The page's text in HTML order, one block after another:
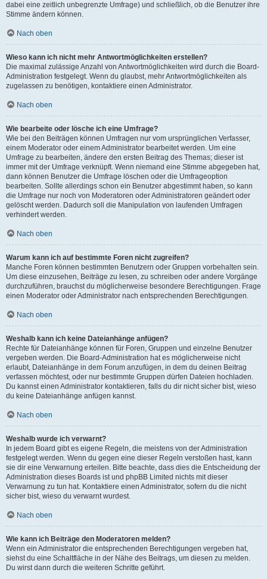
dabei eine zeitlich unbegrenzte Umfrage) und schließlich, ob die Benutzer ihre
Stimme ändern können.
Nach oben
Wieso kann ich nicht mehr Antwortmöglichkeiten erstellen?
Die maximal zulässige Anzahl von Antwortmöglichkeiten wird durch die Board-
Administration festgelegt. Wenn du glaubst, mehr Antwortmöglichkeiten als
zugelassen zu benötigen, kontaktiere einen Administrator.
Nach oben
Wie bearbeite oder lösche ich eine Umfrage?
Wie bei den Beiträgen können Umfragen nur vom ursprünglichen Verfasser,
einem Moderator oder einem Administrator bearbeitet werden. Um eine
Umfrage zu bearbeiten, ändere den ersten Beitrag des Themas; dieser ist
immer mit der Umfrage verknüpft. Wenn niemand eine Stimme abgegeben hat,
dann können Benutzer die Umfrage löschen oder die Umfrageoption
bearbeiten. Sollte allerdings schon ein Benutzer abgestimmt haben, so kann
die Umfrage nur noch von Moderatoren oder Administratoren geändert oder
gelöscht werden. Dadurch soll die Manipulation von laufenden Umfragen
verhindert werden.
Nach oben
Warum kann ich auf bestimmte Foren nicht zugreifen?
Manche Foren können bestimmten Benutzern oder Gruppen vorbehalten sein.
Um diese einzusehen, Beiträge zu lesen, zu schreiben oder andere Vorgänge
durchzuführen, brauchst du möglicherweise besondere Berechtigungen. Frage
einen Moderator oder Administrator nach entsprechenden Berechtigungen.
Nach oben
Weshalb kann ich keine Dateianhänge anfügen?
Rechte für Dateianhänge können für Foren, Gruppen und einzelne Benutzer
vergeben werden. Die Board-Administration hat es möglicherweise nicht
erlaubt, Dateianhänge in dem Forum anzufügen, in dem du deinen Beitrag
verfassen möchtest, oder nur bestimmte Gruppen dürfen Dateien hochladen.
Du kannst einen Administrator kontaktieren, falls du dir nicht sicher bist, wieso
du keine Dateianhänge anfügen kannst.
Nach oben
Weshalb wurde ich verwarnt?
In jedem Board gibt es eigene Regeln, die meistens von der Administration
festgelegt werden. Wenn du gegen eine dieser Regeln verstoßen hast, kann
sie dir eine Verwarnung erteilen. Bitte beachte, dass dies die Entscheidung der
Administration dieses Boards ist und phpBB Limited nichts mit dieser
Verwarnung zu tun hat. Kontaktiere einen Administrator, sofern du die nicht
sicher bist, wieso du verwarnt wurdest.
Nach oben
Wie kann ich Beiträge den Moderatoren melden?
Wenn ein Administrator die entsprechenden Berechtigungen vergeben hat,
siehst du eine Schaltfläche in der Nähe des Beitrags, um diesen zu melden.
Du wirst dann durch die weiteren Schritte geführt.